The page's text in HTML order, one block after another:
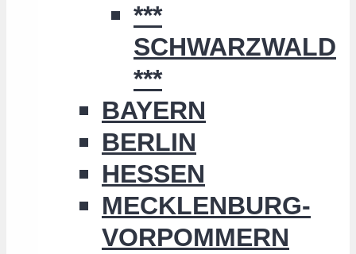
***
SCHWARZWALD
***
BAYERN
BERLIN
HESSEN
MECKLENBURG-
VORPOMMERN